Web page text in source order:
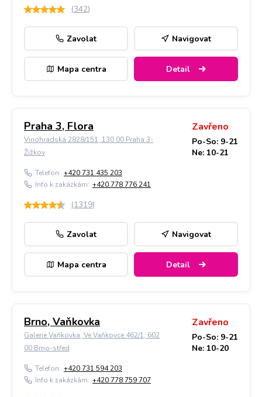
(342)
Zavolat Navigovat
Mapa centra Detail
Praha 3, Flora
Vinohradská 2828/151, 130 00 Praha 3-
Žižkov
Zavřeno
Po-So: 9-21
Ne: 10-21
Telefon: +420 731 435 203
Info k zakázkám: +420 778 776 241
(1319)
Zavolat Navigovat
Mapa centra Detail
Brno, Vaňkovka
Galerie Vaňkovka, Ve Vaňkovce 462/1, 602
00 Brno-střed
Zavřeno
Po-So: 9-21
Ne: 10-20
Telefon: +420 731 594 203
Info k zakázkám: +420 778 759 707